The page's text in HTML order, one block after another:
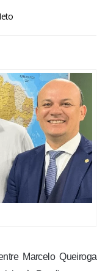
Marcelo Queiroga